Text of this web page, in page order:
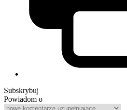
Subskrybuj
Powiadom o